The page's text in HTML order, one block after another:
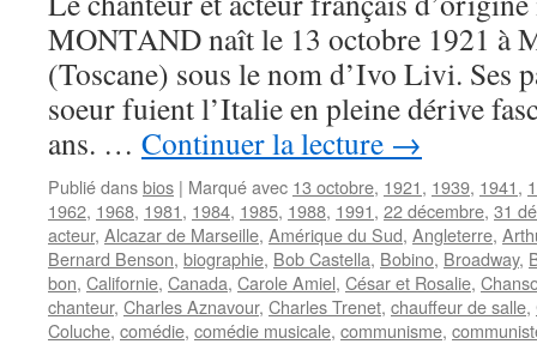
MONTAND naît le 13 octobre 1921 à
(Toscane) sous le nom d’Ivo Livi. Ses
soeur fuient l’Italie en pleine dérive
ans. … Continuer la lecture →
Publié dansbios | Marqué avec 13 octobre, 1921, 1939, 1941,
1962, 1968, 1981, 1984, 1985, 1988, 1991, 22 décembre, 31
acteur, Alcazar de Marseille, Amérique du Sud, Angleterre,
Bernard Benson, biographie, Bob Castella, Bobino, Broadway,
bon, Californie, Canada, Carole Amiel, César et Rosalie,
chanteur, Charles Aznavour, Charles Trenet, chauffeur de salle,
Coluche, comédie, comédie musicale, communisme,